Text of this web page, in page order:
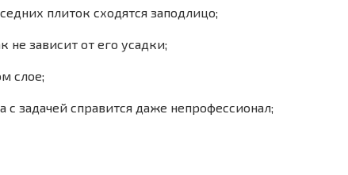
плиток сходятся заподлицо;
не зависит от его усадки;
слое;
задачей справится даже непрофессионал;